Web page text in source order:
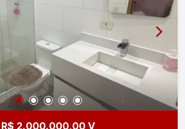
R$ 2.000.000,00 V